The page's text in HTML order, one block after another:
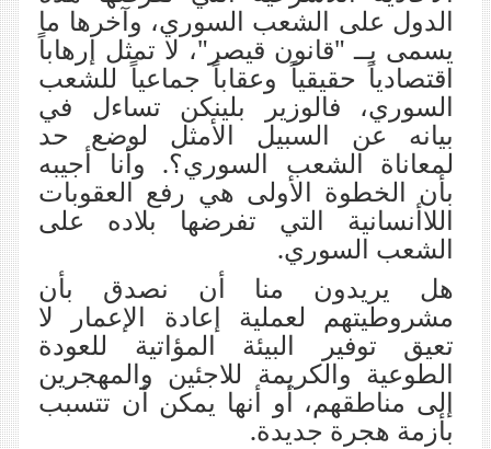
الدول على الشعب السوري، وآخرها ما
يسمى بــ "قانون قيصر"، لا تمثل إرهاباً
اقتصادياً حقيقياً وعقاباً جماعياً للشعب
السوري، فالوزير بلينكن تساءل في
بيانه عن السبيل الأمثل لوضع حد
لمعاناة الشعب السوري؟. وأنا أجيبه
بأن الخطوة الأولى هي رفع العقوبات
اللاأنسانية التي تفرضها بلاده على
الشعب السوري.
هل يريدون منا أن نصدق بأن
مشروطيتهم لعملية إعادة الإعمار لا
تعيق توفير البيئة المؤاتية للعودة
الطوعية والكريمة للاجئين والمهجرين
إلى مناطقهم، أو أنها يمكن أن تتسبب
بأزمة هجرة جديدة.